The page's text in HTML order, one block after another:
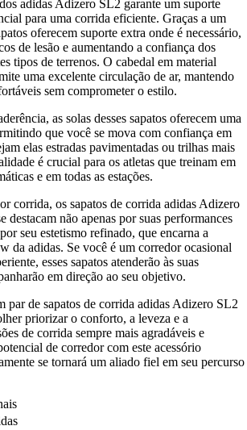
adidas Adizero SL2 garante um suporte
para uma corrida eficiente. Graças a um
oferecem suporte extra onde é necessário,
de lesão e aumentando a confiança dos
tipos de terrenos. O cabedal em material
uma excelente circulação de ar, mantendo
sem comprometer o estilo.
as solas desses sapatos oferecem uma
que você se mova com confiança em
elas estradas pavimentadas ou trilhas mais
é crucial para os atletas que treinam em
e em todas as estações.
corrida, os sapatos de corrida adidas Adizero
destacam não apenas por suas performances
seu estetismo refinado, que encarna a
da adidas. Se você é um corredor ocasional
esses sapatos atenderão às suas
em direção ao seu objetivo.
par de sapatos de corrida adidas Adizero SL2
priorizar o conforto, a leveza e a
de corrida sempre mais agradáveis e
de corredor com este acessório
se tornará um aliado fiel em seu percurso